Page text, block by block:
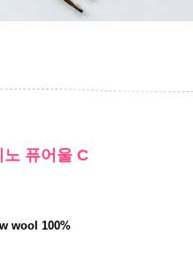
노 퓨어울 C
wool 100%